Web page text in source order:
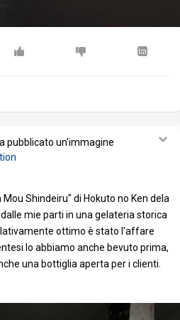
pubblicato un'immagine
Shindeiru" di Hokuto no Ken dela
mie parti in una gelateria storica
ottimo è stato l'affare
lo abbiamo anche bevuto prima,
una bottiglia aperta per i clienti.